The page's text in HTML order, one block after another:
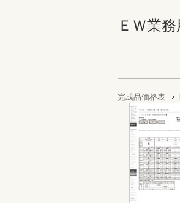
ＥＷ業
完成品価格表